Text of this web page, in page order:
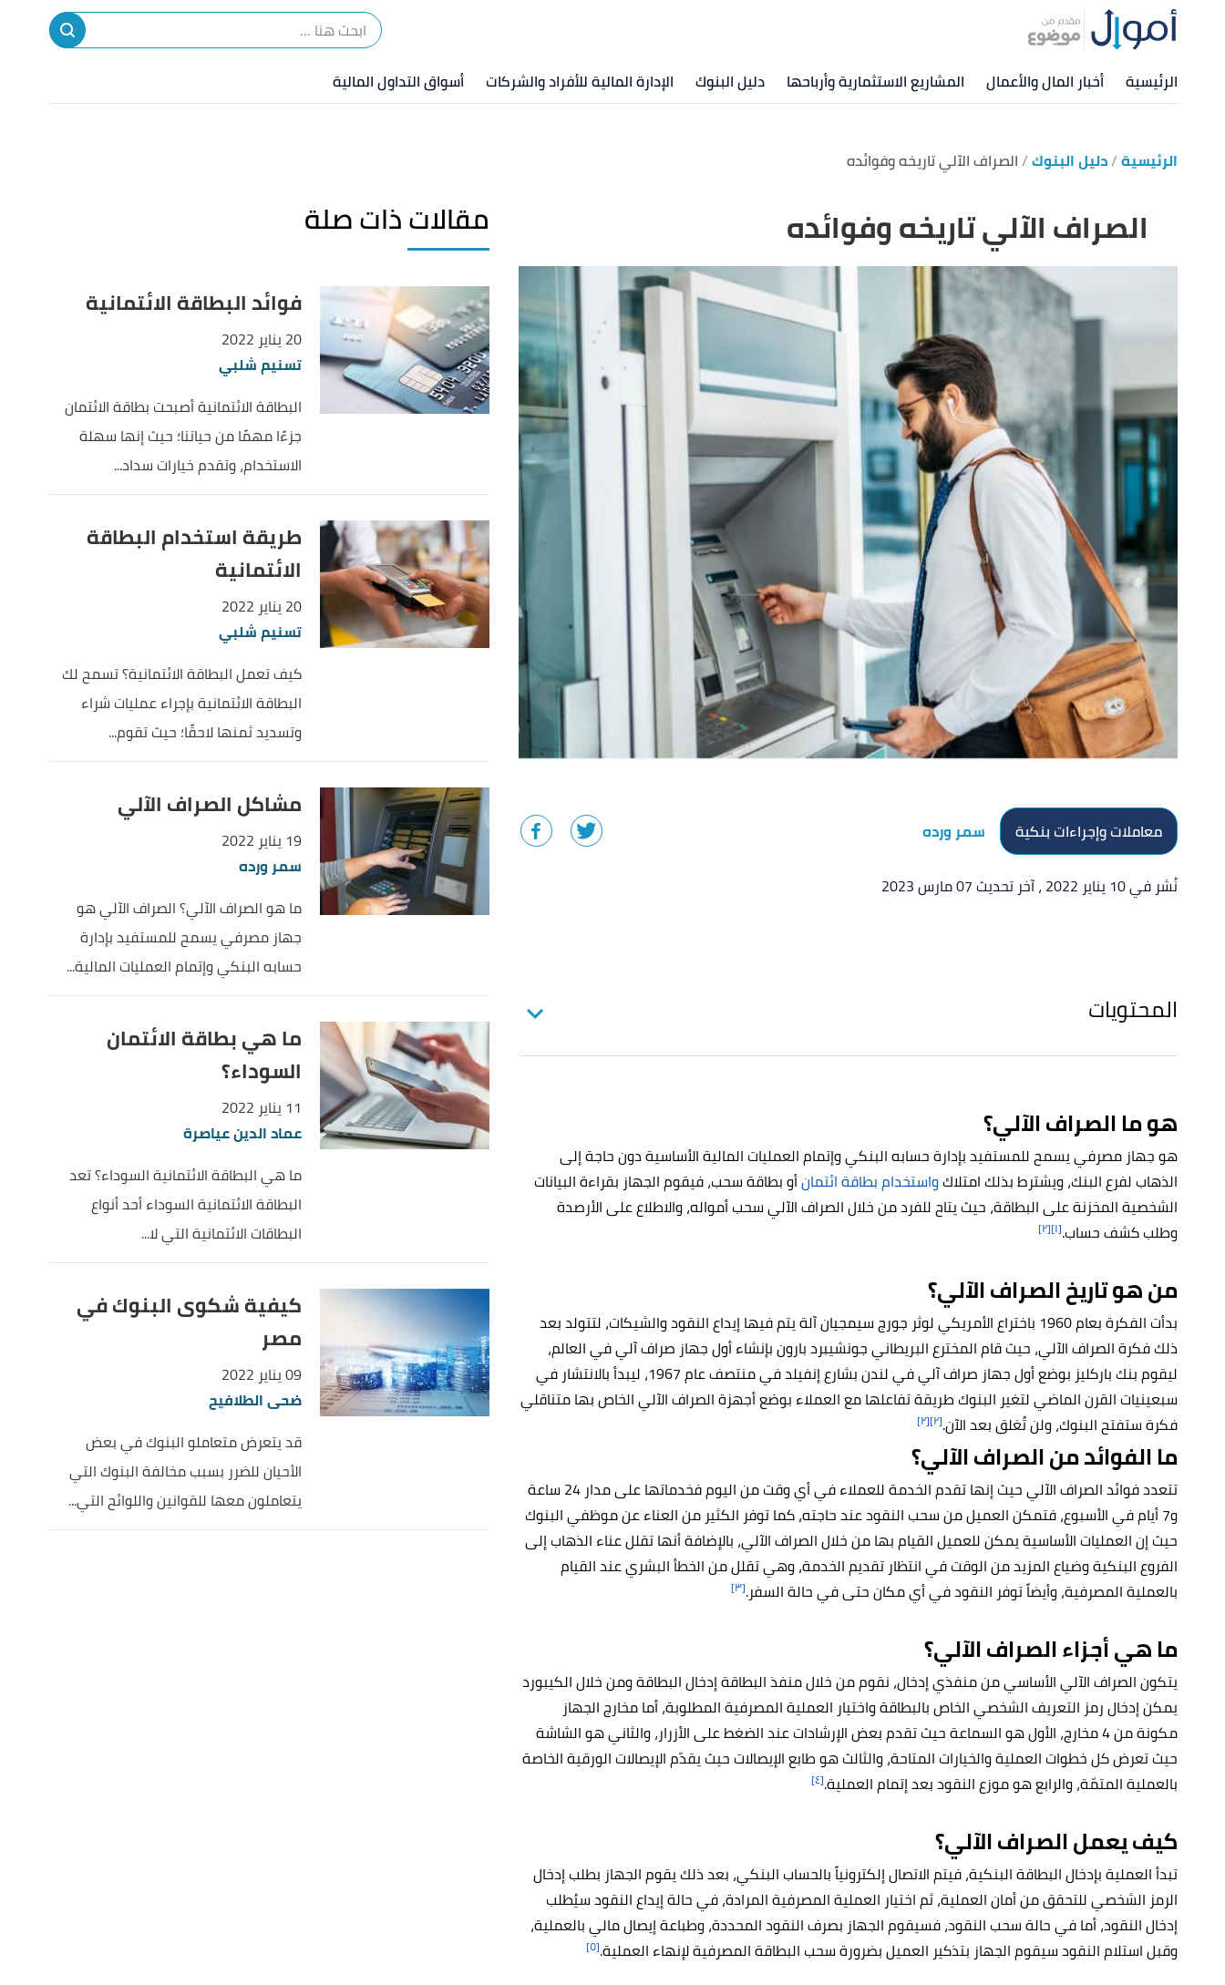
الرئيسية أخبار المال والأعمال المشاريع الاستثمارية وأرباحها دليل البنوك الإدارة المالية للأفراد والشركات أسواق التداول المالية
الرئيسية دليل البنوك الصراف الآلي تاريخه وفوائده
الصراف الآلي تاريخه وفوائده
معاملات وإجراءات بنكية
سمر ورده
نُشر في 10 يناير 2022
، آخر تحديث 07 مارس 2023
المحتويات
هو ما الصراف الآلي؟
هو جهاز مصرفي يسمح للمستفيد بإدارة حسابه البنكي وإتمام العمليات المالية الأساسية دون حاجة إلى
الذهاب لفرع البنك، ويشترط بذلك امتلاكواستخدام بطاقة ائتمانأو بطاقة سحب، فيقوم الجهاز بقراءة البيانات
الشخصية المخزنة على البطاقة، حيث يتاح للفرد من خلال الصراف الآلي سحب أمواله، والاطلاع على الأرصدة
وطلب كشف حساب.[١] [٢]
من هو تاريخ الصراف الآلي؟
بدأت الفكرة بعام 1960 باختراع الأمريكي لوثر جورج سيمجيان آلة يتم فيها إيداع النقود والشيكات، لتتولد بعد
ذلك فكرة الصراف الآلي، حيث قام المخترع البريطاني جونشيبرد بارون بإنشاء أول جهاز صراف آلي في العالم،
ليقوم بنك باركليز بوضع أول جهاز صراف آلي في لندن بشارع إنفيلد في منتصف عام 1967، ليبدأ بالانتشار في
سبعينيات القرن الماضي لتغير البنوك طريقة تفاعلها مع العملاء بوضع أجهزة الصراف الآلي الخاص بها متناقلي
فكرة ستفتح البنوك، ولن تُغلق بعد الآن.[٢] [٢]
ما الفوائد من الصراف الآلي؟
تتعدد فوائد الصراف الآلي حيث إنها تقدم الخدمة للعملاء في أي وقت من اليوم فخدماتها على مدار 24 ساعة
و7 أيام في الأسبوع، فتمكن العميل من سحب النقود عند حاجته، كما توفر الكثير من العناء عن موظفي البنوك
حيث إن العمليات الأساسية يمكن للعميل القيام بها من خلال الصراف الآلي، بالإضافة أنها تقلل عناء الذهاب إلى
الفروع البنكية وضياع المزيد من الوقت في انتظار تقديم الخدمة، وهي تقلل من الخطأ البشري عند القيام
بالعملية المصرفية، وأيضاً توفر النقود في أي مكان حتى في حالة السفر.[٣]
ما هي أجزاء الصراف الآلي؟
يتكون الصراف الآلي الأساسي من منفذي إدخال، نقوم من خلال منفذ البطاقة إدخال البطاقة ومن خلال الكيبورد
يمكن إدخال رمز التعريف الشخصي الخاص بالبطاقة واختيار العملية المصرفية المطلوبة، أما مخارج الجهاز
مكونة من 4 مخارج، الأول هو السماعة حيث تقدم بعض الإرشادات عند الضغط على الأزرار، والثاني هو الشاشة
حيث تعرض كل خطوات العملية والخيارات المتاحة، والثالث هو طابع الإيصالات حيث يقدّم الإيصالات الورقية الخاصة
بالعملية المتمّة، والرابع هو موزع النقود بعد إتمام العملية.[٤]
كيف يعمل الصراف الآلي؟
تبدأ العملية بإدخال البطاقة البنكية، فيتم الاتصال إلكترونياً بالحساب البنكي، بعد ذلك يقوم الجهاز بطلب إدخال
الرمز الشخصي للتحقق من أمان العملية، ثم اختيار العملية المصرفية المرادة، في حالة إيداع النقود سيُطلب
إدخال النقود، أما في حالة سحب النقود، فسيقوم الجهاز بصرف النقود المحددة، وطباعة إيصال مالي بالعملية،
وقبل استلام النقود سيقوم الجهاز بتذكير العميل بضرورة سحب البطاقة المصرفية لإنهاء العملية.[٥]
مقالات ذات صلة
فوائد البطاقة الائتمانية
20 يناير 2022
تسنيم شلبي
البطاقة الائتمانية أصبحت بطاقة الائتمان
جزءًا مهمًا من حياتنا؛ حيث إنها سهلة
الاستخدام، وتقدم خيارات سداد...
طريقة استخدام البطاقة
الائتمانية
20 يناير 2022
تسنيم شلبي
كيف تعمل البطاقة الائتمانية؟ تسمح لك
البطاقة الائتمانية بإجراء عمليات شراء
وتسديد ثمنها لاحقًا؛ حيث تقوم...
مشاكل الصراف الآلي
19 يناير 2022
سمر ورده
ما هو الصراف الآلي؟ الصراف الآلي هو
جهاز مصرفي يسمح للمستفيد بإدارة
حسابه البنكي وإتمام العمليات المالية...
ما هي بطاقة الائتمان
السوداء؟
11 يناير 2022
عماد الدين عياصرة
ما هي البطاقة الائتمانية السوداء؟ تعد
البطاقة الائتمانية السوداء أحد أنواع
البطاقات الائتمانية التي لا...
كيفية شكوى البنوك في
مصر
09 يناير 2022
ضحى الطلافيح
قد يتعرض متعاملو البنوك في بعض
الأحيان للضرر بسبب مخالفة البنوك التي
يتعاملون معها للقوانين واللوائح التي...